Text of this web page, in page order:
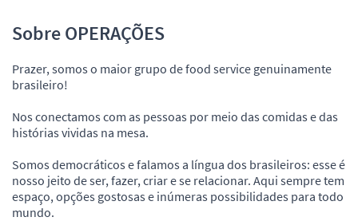
Sobre OPERAÇÕES
Prazer, somos o maior grupo de food service genuinamente
brasileiro!
Nos conectamos com as pessoas por meio das comidas e das
histórias vividas na mesa.
Somos democráticos e falamos a língua dos brasileiros: esse é
nosso jeito de ser, fazer, criar e se relacionar. Aqui sempre tem
espaço, opções gostosas e inúmeras possibilidades para todo
mundo.